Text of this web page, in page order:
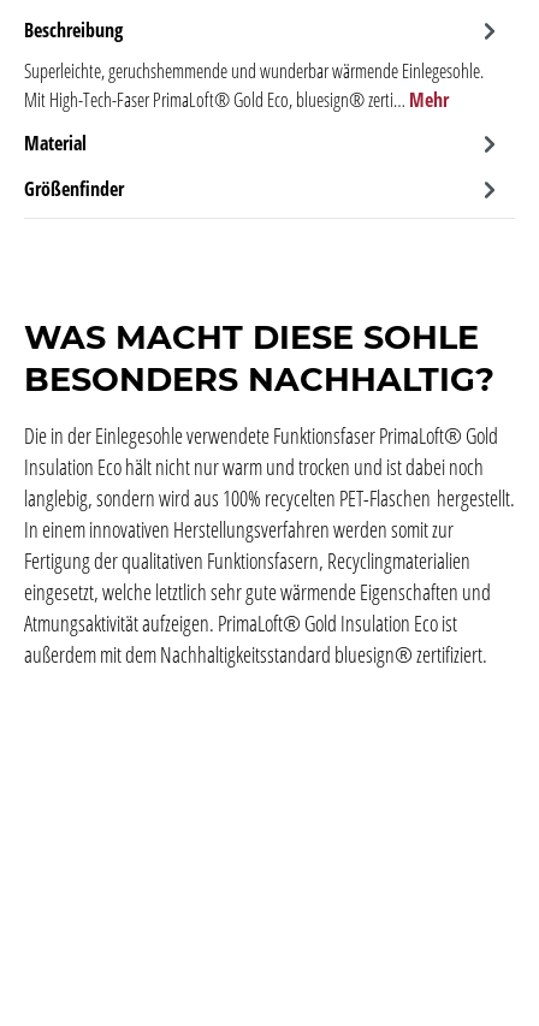
Beschreibung
Superleichte, geruchshemmende und wunderbar wärmende Einlegesohle.
Mit High-Tech-Faser PrimaLoft® Gold Eco, bluesign® zerti… Mehr
Material
Größenfinder
WAS MACHT DIESE SOHLE
BESONDERS NACHHALTIG?
Die in der Einlegesohle verwendete Funktionsfaser PrimaLoft® Gold
Insulation Eco hält nicht nur warm und trocken und ist dabei noch
langlebig, sondern wird aus 100% recycelten PET-Flaschen hergestellt.
In einem innovativen Herstellungsverfahren werden somit zur
Fertigung der qualitativen Funktionsfasern, Recyclingmaterialien
eingesetzt, welche letztlich sehr gute wärmende Eigenschaften und
Atmungsaktivität aufzeigen. PrimaLoft® Gold Insulation Eco ist
außerdem mit dem Nachhaltigkeitsstandard bluesign® zertifiziert.